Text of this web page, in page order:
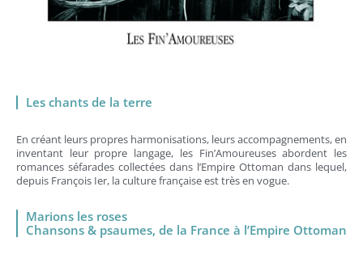
Les chants de la terre
En créant leurs propres harmonisations, leurs accompagnements, en
inventant leur propre langage, les Fin’Amoureuses abordent les
romances séfarades collectées dans l’Empire Ottoman dans lequel,
depuis François Ier, la culture française est très en vogue.
Marions les roses
Chansons & psaumes, de la France à l’Empire Ottoman